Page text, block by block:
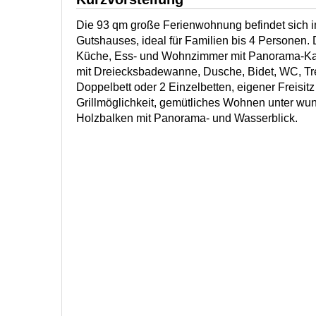
Die 93 qm große Ferienwohnung befindet sich
Gutshauses, ideal für Familien bis 4 Personen.
Küche, Ess- und Wohnzimmer mit Panorama-
mit Dreiecksbadewanne, Dusche, Bidet, WC,
Doppelbett oder 2 Einzelbetten, eigener
Grillmöglichkeit, gemütliches Wohnen unter
Holzbalken mit Panorama- und Wasserblick.